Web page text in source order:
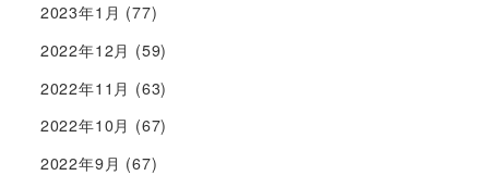
2023年1月 (77)
2022年12月 (59)
2022年11月 (63)
2022年10月 (67)
2022年9月 (67)